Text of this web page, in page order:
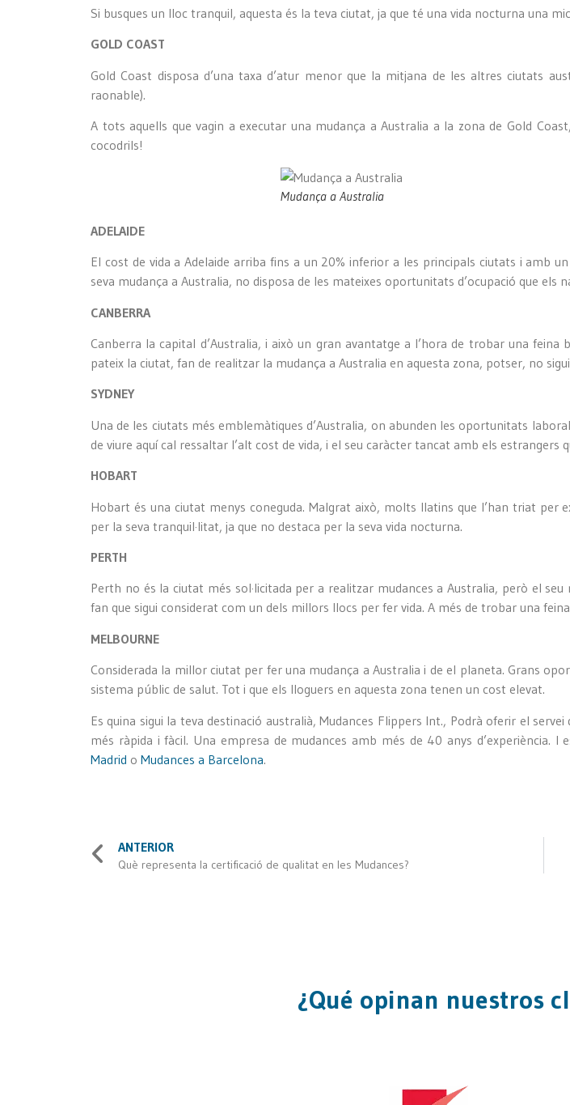
Si busques un lloc tranquil, aquesta és la teva ciutat, ja que té una vida nocturna una
GOLD COAST
Gold Coast disposa d’una taxa d’atur menor que la mitjana de les altres ciutats
raonable).
A tots aquells que vagin a executar una mudança a Australia a la zona de Gold
cocodrils!
Mudança a Australia
ADELAIDE
El cost de vida a Adelaide arriba fins a un 20% inferior a les principals ciutats i amb
seva mudança a Australia, no disposa de les mateixes oportunitats d’ocupació que els
CANBERRA
Canberra la capital d’Australia, i això un gran avantatge a l’hora de trobar una
pateix la ciutat, fan de realitzar la mudança a Australia en aquesta zona, potser, no
SYDNEY
Una de les ciutats més emblemàtiques d’Australia, on abunden les oportunitats
de viure aquí cal ressaltar l’alt cost de vida, i el seu caràcter tancat amb els estrangers
HOBART
Hobart és una ciutat menys coneguda. Malgrat això, molts llatins que l’han triat per
per la seva tranquil·litat, ja que no destaca per la seva vida nocturna.
PERTH
Perth no és la ciutat més sol·licitada per a realitzar mudances a Australia, però el
fan que sigui considerat com un dels millors llocs per fer vida. A més de trobar una
MELBOURNE
Considerada la millor ciutat per fer una mudança a Australia i de el planeta. Grans
sistema públic de salut. Tot i que els lloguers en aquesta zona tenen un cost elevat.
Es quina sigui la teva destinació australià, Mudances Flippers Int., Podrà oferir el
més ràpida i fàcil. Una empresa de mudances amb més de 40 anys d’experiència. I
Madrid o Mudances a Barcelona.
ANTERIOR
Què representa la certificació de qualitat en les Mudances?
¿Qué opinan nuestros